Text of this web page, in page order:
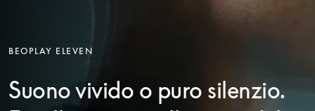
BEOPLAY ELEVEN
Suono vivido o puro silenzio.